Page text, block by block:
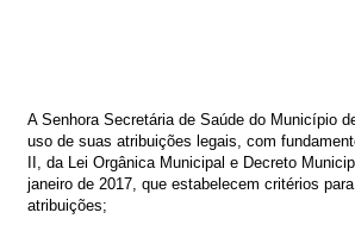
A Senhora Secretária de Saúde do Município
uso de suas atribuições legais, com
II, da Lei Orgânica Municipal e Decreto
janeiro de 2017, que estabelecem critérios
atribuições;